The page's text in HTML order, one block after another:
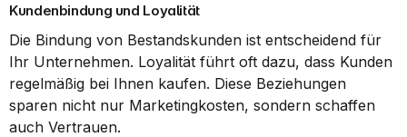
Kundenbindung und Loyalität
Die Bindung von Bestandskunden ist entscheidend für
Ihr Unternehmen. Loyalität führt oft dazu, dass Kunden
regelmäßig bei Ihnen kaufen. Diese Beziehungen
sparen nicht nur Marketingkosten, sondern schaffen
auch Vertrauen.